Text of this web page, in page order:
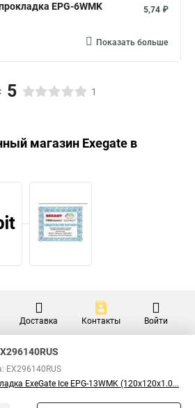
EPG-6WMK
5,74 ₽
Показать больше
5 1
магазин Exegate в
Доставка Контакты Войти
EX296140RUS
ExeGate Ice EPG-13WMK (120x120x1.0...